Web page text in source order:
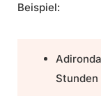
Beispiel:
Stunden